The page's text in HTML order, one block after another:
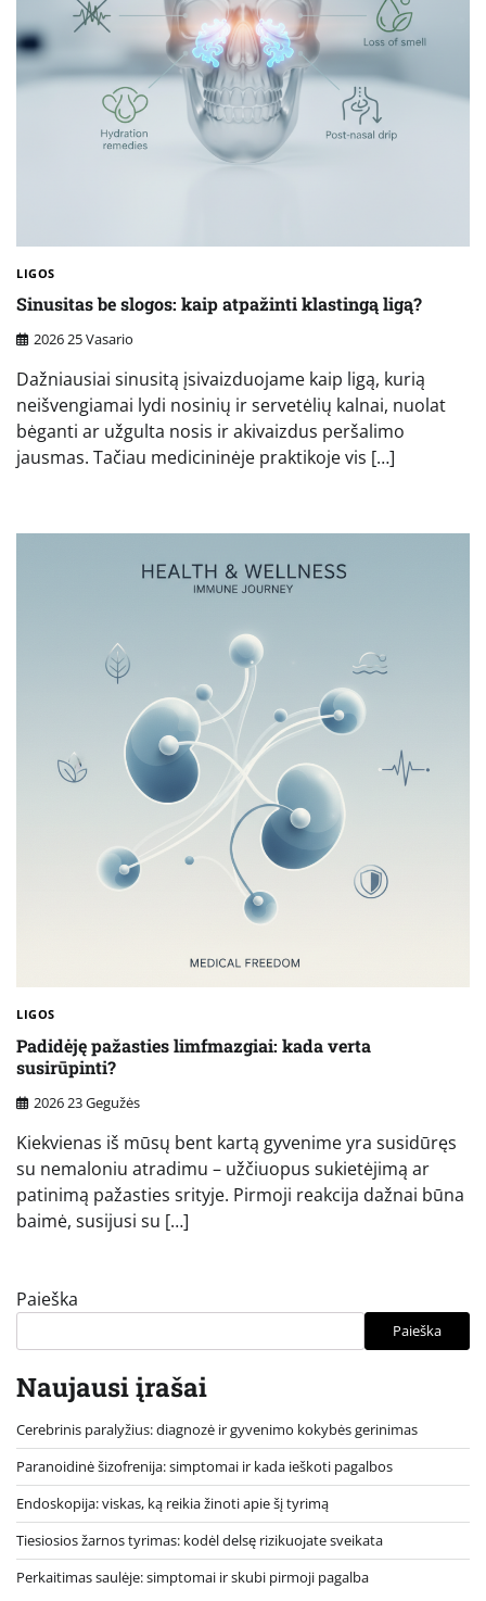
LIGOS
Sinusitas be slogos: kaip atpažinti klastingą ligą?
2026 25 Vasario
Dažniausiai sinusitą įsivaizduojame kaip ligą, kurią
neišvengiamai lydi nosinių ir servetėlių kalnai, nuolat
bėganti ar užgulta nosis ir akivaizdus peršalimo
jausmas. Tačiau medicininėje praktikoje vis […]
LIGOS
Padidėję pažasties limfmazgiai: kada verta
susirūpinti?
2026 23 Gegužės
Kiekvienas iš mūsų bent kartą gyvenime yra susidūręs
su nemaloniu atradimu – užčiuopus sukietėjimą ar
patinimą pažasties srityje. Pirmoji reakcija dažnai būna
baimė, susijusi su […]
Paieška
Paieška
Naujausi įrašai
Cerebrinis paralyžius: diagnozė ir gyvenimo kokybės gerinimas
Paranoidinė šizofrenija: simptomai ir kada ieškoti pagalbos
Endoskopija: viskas, ką reikia žinoti apie šį tyrimą
Tiesiosios žarnos tyrimas: kodėl delsę rizikuojate sveikata
Perkaitimas saulėje: simptomai ir skubi pirmoji pagalba